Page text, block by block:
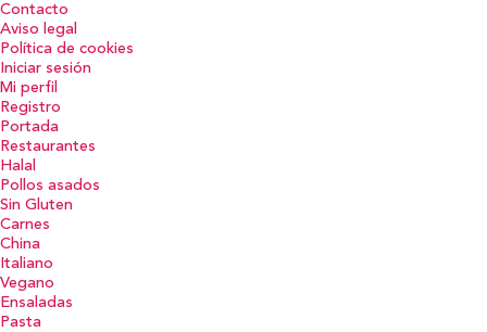
Contacto
Aviso legal
Política de cookies
Iniciar sesión
Mi perfil
Registro
Portada
Restaurantes
Halal
Pollos asados
Sin Gluten
Carnes
China
Italiano
Vegano
Ensaladas
Pasta